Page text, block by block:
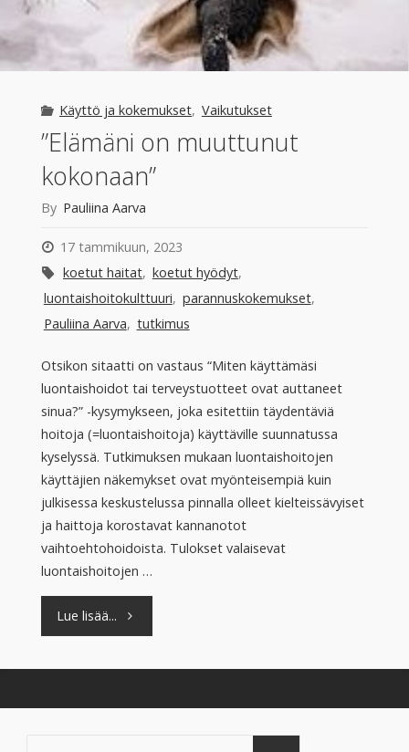
Käyttö ja kokemukset, Vaikutukset
”Elämäni on muuttunut
kokonaan”
By Pauliina Aarva
17 tammikuun, 2023
koetut haitat, koetut hyödyt,
luontaishoitokulttuuri, parannuskokemukset,
Pauliina Aarva, tutkimus
Otsikon sitaatti on vastaus “Miten käyttämäsi
luontaishoidot tai terveystuotteet ovat auttaneet
sinua?” -kysymykseen, joka esitettiin täydentäviä
hoitoja (=luontaishoitoja) käyttäville suunnatussa
kyselyssä. Tutkimuksen mukaan luontaishoitojen
käyttäjien näkemykset ovat myönteisempiä kuin
julkisessa keskustelussa pinnalla olleet kielteissävyiset
ja haittoja korostavat kannanotot
vaihtoehtohoidoista. Tulokset valaisevat
luontaishoitojen …
Lue lisää... "”Elämäni